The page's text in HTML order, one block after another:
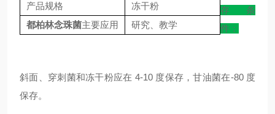
产品规格
冻干粉
都柏林念珠菌主要应用 研究、教学
存条
件：
斜面、穿刺菌和冻干粉应在 4-10 度保存，甘油菌在-80 度
保存。